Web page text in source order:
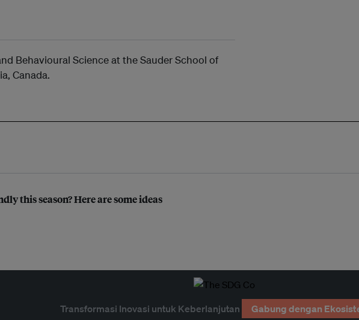
Behavioural Science at the Sauder School of
Canada.
this season? Here are some ideas
Transformasi Inovasi untuk Keberlanjutan Gabung dengan